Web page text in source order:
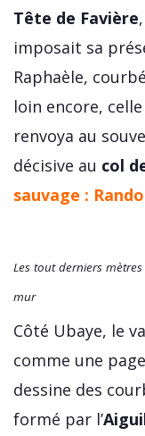
Tête de Favière
imposait sa
Raphaèle,
loin encore,
renvoya au
décisive au col
sauvage :
Les tout derniers
mur
Côté Ubaye, le
comme une
dessine des
formé par l’